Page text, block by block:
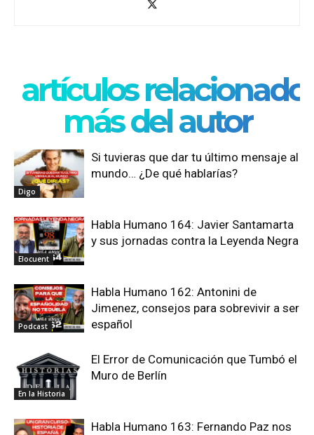
artículos
más del autor
Digo
Si tuvieras que dar tu último mensaje al
mundo… ¿De qué hablarías?
Elocuent
Habla Humano 164: Javier Santamarta
y sus jornadas contra la Leyenda Negra
Podcast
Habla Humano 162: Antonini de
Jimenez, consejos para sobrevivir a ser
español
En la Historia
El Error de Comunicación que Tumbó el
Muro de Berlín
Habla Humano 163: Fernando Paz nos